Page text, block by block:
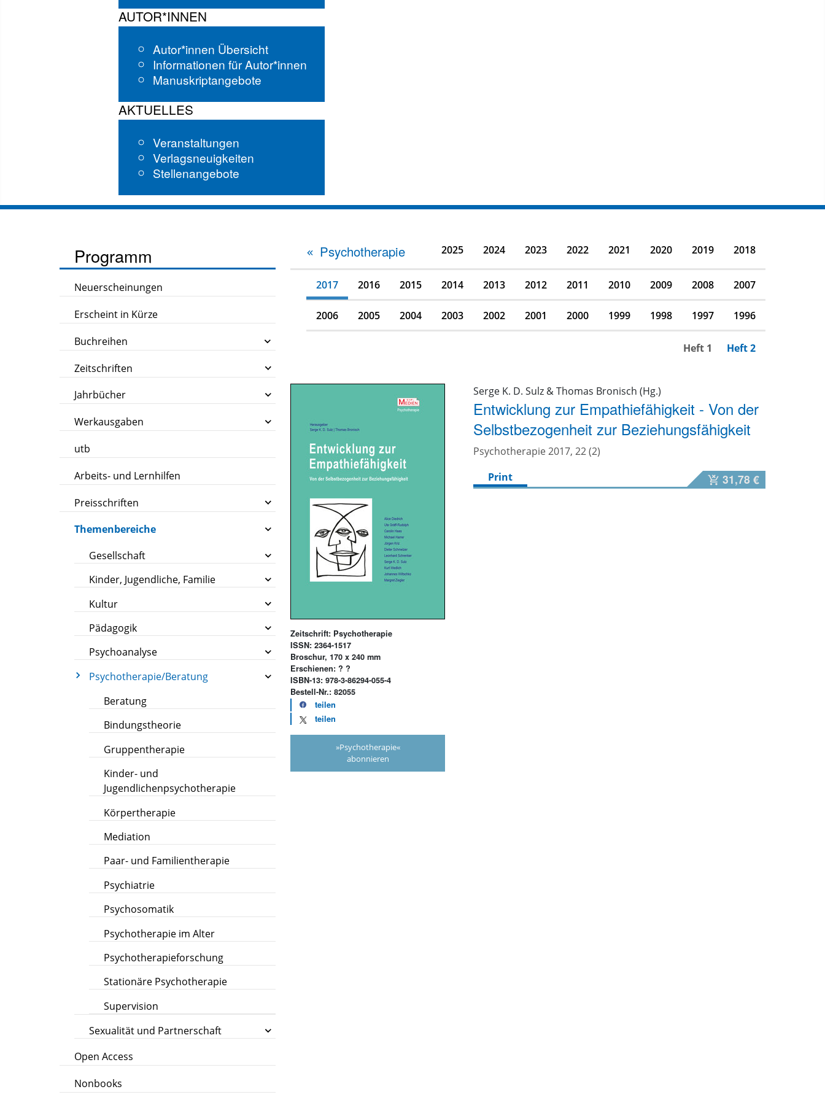
AUTOR*INNEN
Autor*innen Übersicht
Informationen für Autor*innen
Manuskriptangebote
AKTUELLES
Veranstaltungen
Verlagsneuigkeiten
Stellenangebote
Programm
Neuerscheinungen
Erscheint in Kürze
Buchreihen
Zeitschriften
Jahrbücher
Werkausgaben
utb
Arbeits- und Lernhilfen
Preisschriften
Themenbereiche
Gesellschaft
Kinder, Jugendliche, Familie
Kultur
Pädagogik
Psychoanalyse
Psychotherapie/Beratung
Beratung
Bindungstheorie
Gruppentherapie
Kinder- und
Jugendlichenpsychotherapie
Körpertherapie
Mediation
Paar- und Familientherapie
Psychiatrie
Psychosomatik
Psychotherapie im Alter
Psychotherapieforschung
Stationäre Psychotherapie
Supervision
Sexualität und Partnerschaft
Open Access
Nonbooks
Psychotherapie 2025 2024 2023 2022 2021 2020 2019 2018
2017 2016 2015 2014 2013 2012 2011 2010 2009 2008 2007
2006 2005 2004 2003 2002 2001 2000 1999 1998 1997 1996
Heft 1 Heft 2
Zeitschrift: Psychotherapie
ISSN: 2364-1517
Broschur, 170 x 240 mm
Erschienen: ? ?
ISBN-13: 978-3-86294-055-4
Bestell-Nr.: 82055
teilen
teilen
»Psychotherapie«
abonnieren
Serge K. D. Sulz & Thomas Bronisch (Hg.)
Entwicklung zur Empathiefähigkeit - Von der
Selbstbezogenheit zur Beziehungsfähigkeit
Psychotherapie 2017, 22 (2)
Print
31,78 €